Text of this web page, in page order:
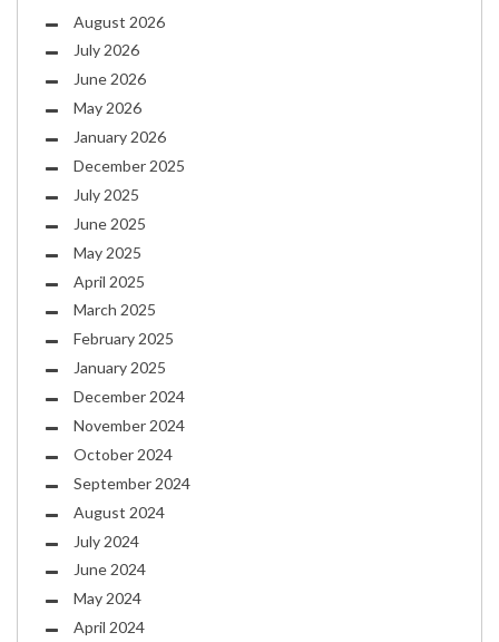
August 2026
July 2026
June 2026
May 2026
January 2026
December 2025
July 2025
June 2025
May 2025
April 2025
March 2025
February 2025
January 2025
December 2024
November 2024
October 2024
September 2024
August 2024
July 2024
June 2024
May 2024
April 2024